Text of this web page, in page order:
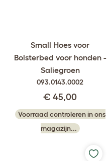
Small Hoes voor
Bolsterbed voor honden -
Saliegroen
093.0143.0002
€ 45,00
Voorraad controleren in ons
magazijn...